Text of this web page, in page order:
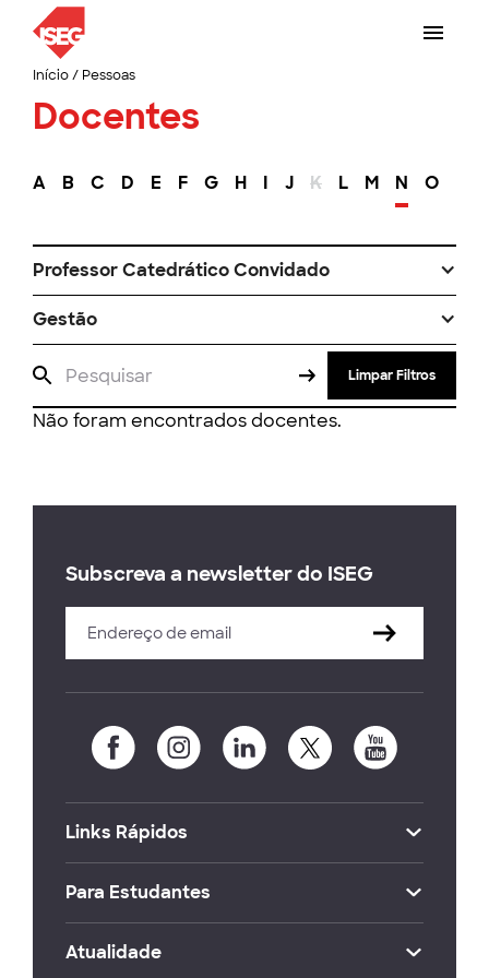
Início/ Pessoas
Docentes
A B C D E F G H I J K L M N O
Professor Catedrático Convidado
Gestão
Limpar Filtros
Não foram encontrados docentes.
Subscreva a newsletter do ISEG
Links Rápidos
Para Estudantes
Atualidade